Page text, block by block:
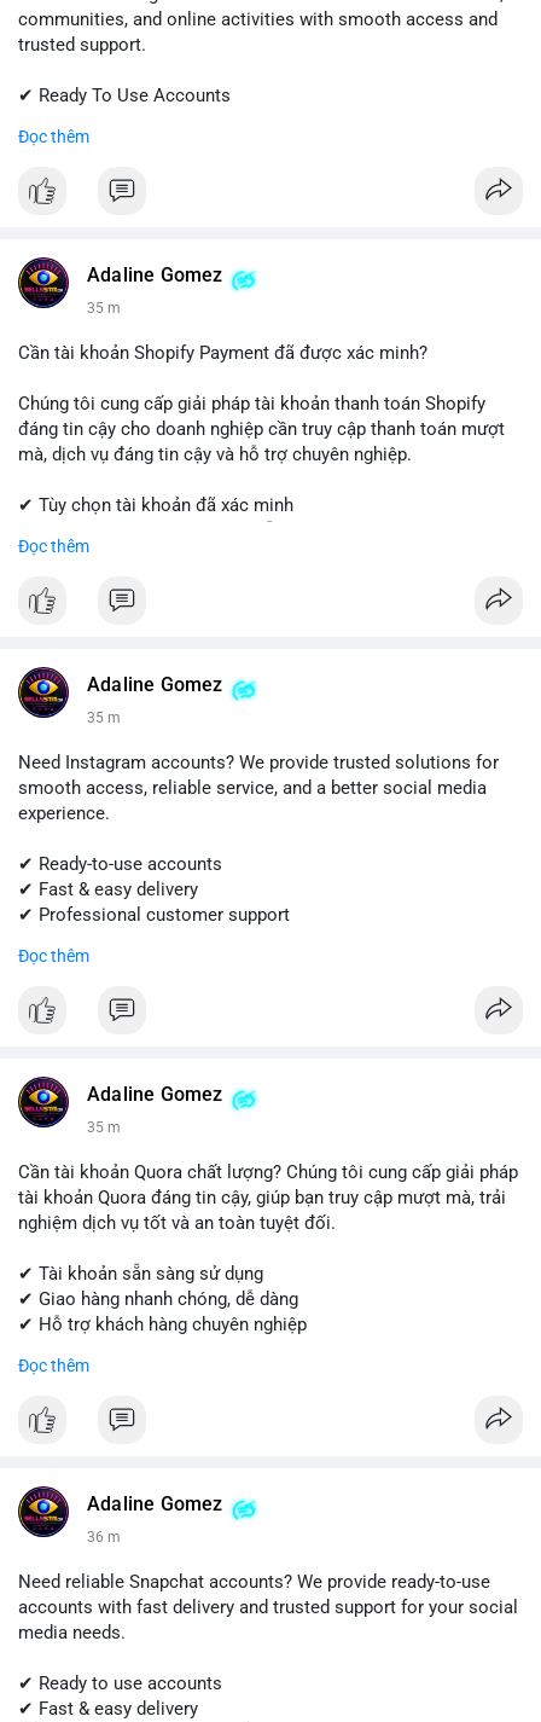
vững, củng cố xu hướng tăng trung hạn.
chuyển tiếp theo của địa chỉ ví nhận trong 24-48 giờ tới. Nếu
Coinbase, cân nhắc hạ tỷ trọng đòn bẩy và chốt lời một phần.
chờ xác nhận xu hướng từ khối lượng giao dịch trước khi vào
#1077btc #70trieuusd #vilanh
communities, and online activities with smooth access and
trusted support.
✔ Ready To Use Accounts
✔ Professional Customer Support
📱 WhatsApp: +1 (681) 549-2683
#telegram #telegramaccount
#sellssmm
Đọc thêm
Adaline Gomez
35 m
Cần tài khoản Shopify Payment đã được xác minh?
Chúng tôi cung cấp giải pháp tài khoản thanh toán Shopify
đáng tin cậy cho doanh nghiệp cần truy cập thanh toán mượt
mà, dịch vụ đáng tin cậy và hỗ trợ chuyên nghiệp.
✔ Tùy chọn tài khoản đã xác minh
✔ Hỗ trợ khách hàng đáng tin cậy
Liên hệ ngay:
#shopify #shopifypayment #ecommerce
Đọc thêm
Adaline Gomez
35 m
Need Instagram accounts? We provide trusted solutions for
smooth access, reliable service, and a better social media
experience.
✔ Ready-to-use accounts
✔ Fast & easy delivery
✔ Professional customer support
Get started today! Contact us for more details.
📱 WhatsApp: +1 (681) 549-2683
#instagram #instagramaccount
#digitalsolutions
#sellssmm
Đọc thêm
Adaline Gomez
35 m
Cần tài khoản Quora chất lượng? Chúng tôi cung cấp giải pháp
tài khoản Quora đáng tin cậy, giúp bạn truy cập mượt mà, trải
nghiệm dịch vụ tốt và an toàn tuyệt đối.
✔ Tài khoản sẵn sàng sử dụng
✔ Giao hàng nhanh chóng, dễ dàng
✔ Hỗ trợ khách hàng chuyên nghiệp
Liên hệ ngay để được tư vấn và đặt hàng:
💬 Telegram: @SellsSMM
#sellssmm
Đọc thêm
Adaline Gomez
36 m
Need reliable Snapchat accounts? We provide ready-to-use
accounts with fast delivery and trusted support for your social
media needs.
✔ Ready to use accounts
✔ Fast & easy delivery